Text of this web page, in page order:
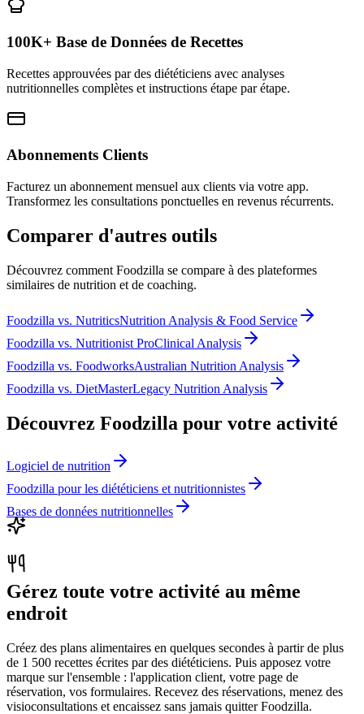
100K+ Base de Données de Recettes
Recettes approuvées par des diététiciens avec analyses
nutritionnelles complètes et instructions étape par étape.
Abonnements Clients
Facturez un abonnement mensuel aux clients via votre app.
Transformez les consultations ponctuelles en revenus récurrents.
Comparer d'autres outils
Découvrez comment Foodzilla se compare à des plateformes
similaires de nutrition et de coaching.
Foodzilla vs. NutriticsNutrition Analysis & Food Service
Foodzilla vs. Nutritionist ProClinical Analysis
Foodzilla vs. FoodworksAustralian Nutrition Analysis
Foodzilla vs. DietMasterLegacy Nutrition Analysis
Découvrez Foodzilla pour votre activité
Logiciel de nutrition
Foodzilla pour les diététiciens et nutritionnistes
Bases de données nutritionnelles
Gérez toute votre activité au même
endroit
Créez des plans alimentaires en quelques secondes à partir de plus
de 1 500 recettes écrites par des diététiciens. Puis apposez votre
marque sur l'ensemble : l'application client, votre page de
réservation, vos formulaires. Recevez des réservations, menez des
visioconsultations et encaissez sans jamais quitter Foodzilla.